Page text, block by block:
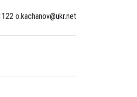
o.kachanov@ukr.net